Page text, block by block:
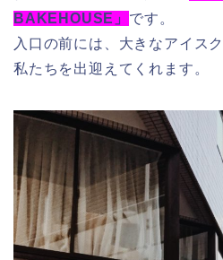
BAKEHOUSE」 です。
入口の前には、大きなアイス
私たちを出迎えてくれます。